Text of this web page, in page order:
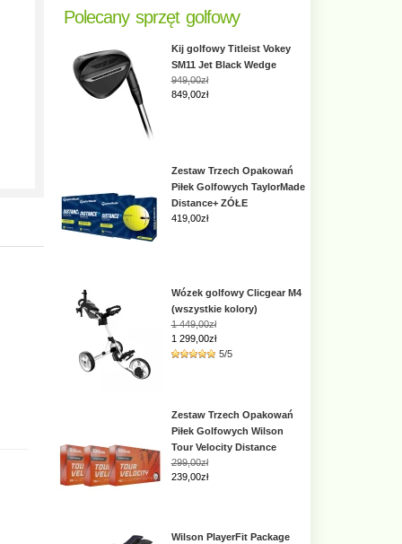
Polecany sprzęt golfowy
Kij golfowy Titleist Vokey
SM11 Jet Black Wedge
949,00zł
849,00zł
Zestaw Trzech Opakowań
Piłek Golfowych TaylorMade
Distance+ ZÓŁE
419,00zł
Wózek golfowy Clicgear M4
(wszystkie kolory)
1 449,00zł
1 299,00zł
5/5
Zestaw Trzech Opakowań
Piłek Golfowych Wilson
Tour Velocity Distance
299,00zł
239,00zł
Wilson PlayerFit Package